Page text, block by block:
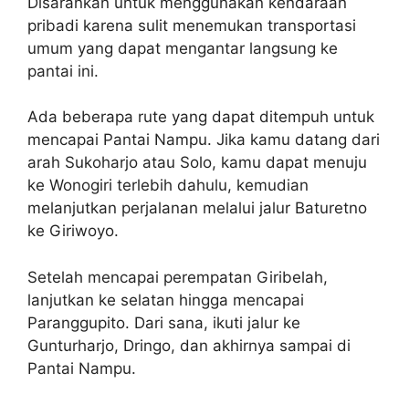
pribadi karena sulit menemukan transportasi
umum yang dapat mengantar langsung ke
pantai ini.
Ada beberapa rute yang dapat ditempuh untuk
mencapai Pantai Nampu. Jika kamu datang dari
arah Sukoharjo atau Solo, kamu dapat menuju
ke Wonogiri terlebih dahulu, kemudian
melanjutkan perjalanan melalui jalur Baturetno
ke Giriwoyo.
Setelah mencapai perempatan Giribelah,
lanjutkan ke selatan hingga mencapai
Paranggupito. Dari sana, ikuti jalur ke
Gunturharjo, Dringo, dan akhirnya sampai di
Pantai Nampu.